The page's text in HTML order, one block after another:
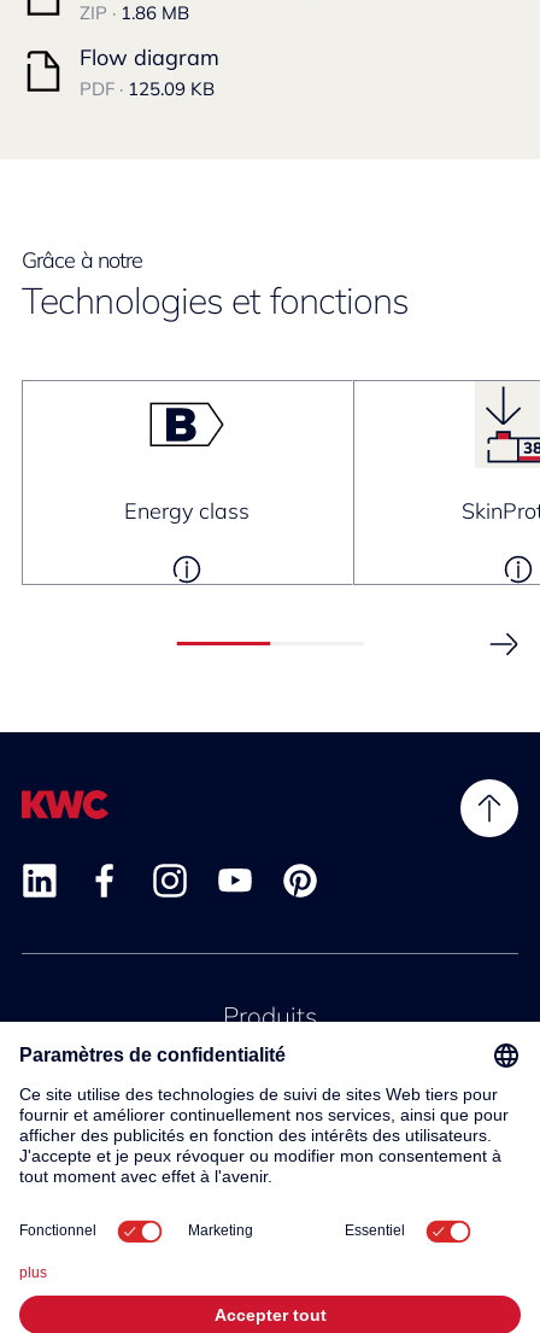
ZIP · 1.86 MB
Flow diagram
PDF · 125.09 KB
Grâce à notre
Technologies et fonctions
Energy class
Produits
Service
Contact
À propos de nous